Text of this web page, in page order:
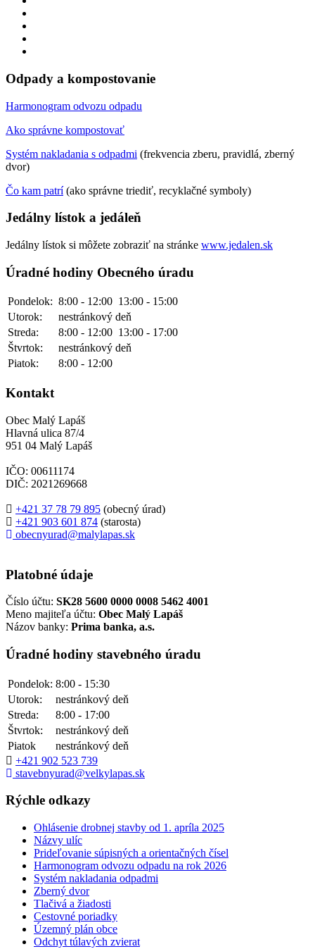
Odpady a kompostovanie
Harmonogram odvozu odpadu
Ako správne kompostovať
Systém nakladania s odpadmi (frekvencia zberu, pravidlá, zberný
dvor)
Čo kam patrí(ako správne triediť, recyklačné symboly)
Jedálny lístok a jedáleň
Jedálny lístok si môžete zobraziť na stránke www.jedalen.sk
Úradné hodiny Obecného úradu
Pondelok: 8:00 - 12:00 13:00 - 15:00
Utorok:
nestránkový deň
Streda:
8:00 - 12:00 13:00 - 17:00
Štvrtok:
nestránkový deň
Piatok:
8:00 - 12:00
Kontakt
Obec Malý Lapáš
Hlavná ulica 87/4
951 04 Malý Lapáš
IČO: 00611174
DIČ: 2021269668
+421 37 78 79 895 (obecný úrad)
+421 903 601 874 (starosta)
obecnyurad@malylapas.sk
Platobné údaje
Číslo účtu: SK28 5600 0000 0008 5462 4001
Meno majiteľa účtu: Obec Malý Lapáš
Názov banky: Prima banka, a.s.
Úradné hodiny stavebného úradu
Pondelok: 8:00 - 15:30
Utorok:
nestránkový deň
Streda:
8:00 - 17:00
Štvrtok:
nestránkový deň
Piatok
nestránkový deň
+421 902 523 739
stavebnyurad@velkylapas.sk
Rýchle odkazy
Ohlásenie drobnej stavby od 1. apríla 2025
Názvy ulíc
Prideľovanie súpisných a orientačných čísel
Harmonogram odvozu odpadu na rok 2026
Systém nakladania odpadmi
Zberný dvor
Tlačivá a žiadosti
Cestovné poriadky
Územný plán obce
Odchyt túlavých zvierat